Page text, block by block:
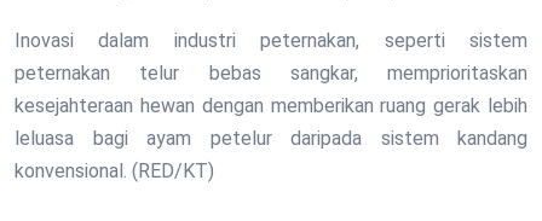
Inovasi dalam industri peternakan, seperti sistem
peternakan telur bebas sangkar, memprioritaskan
kesejahteraan hewan dengan memberikan ruang gerak lebih
leluasa bagi ayam petelur daripada sistem kandang
konvensional. (RED/KT)